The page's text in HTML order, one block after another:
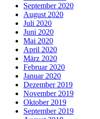
September 2020
August 2020
Juli 2020
Juni 2020
Mai 2020
April 2020
März 2020
Februar 2020
Januar 2020
Dezember 2019
November 2019
Oktober 2019
September 2019